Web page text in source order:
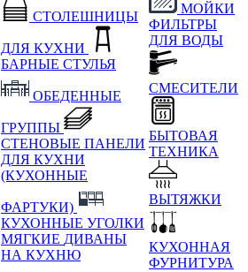
СТОЛЕШНИЦЫ
ДЛЯ КУХНИ
БАРНЫЕ СТУЛЬЯ
ОБЕДЕННЫЕ
ГРУППЫ
СТЕНОВЫЕ ПАНЕЛИ
ДЛЯ КУХНИ
(КУХОННЫЕ
ФАРТУКИ)
КУХОННЫЕ УГОЛКИ
МЯГКИЕ ДИВАНЫ
НА КУХНЮ
МОЙКИ
ФИЛЬТРЫ
ДЛЯ ВОДЫ
СМЕСИТЕЛИ
БЫТОВАЯ
ТЕХНИКА
ВЫТЯЖКИ
КУХОННАЯ
ФУРНИТУРА